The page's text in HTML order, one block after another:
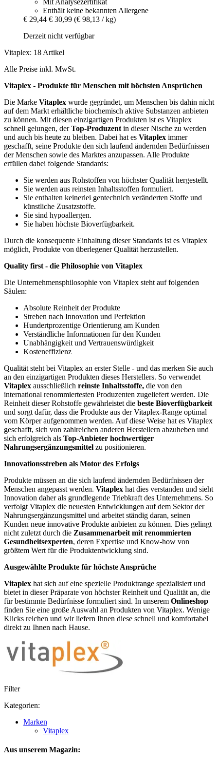
Mit Analysezertifikat
Enthält keine bekannten Allergene
€ 29,44 € 30,99 (€ 98,13 / kg)
Derzeit nicht verfügbar
Vitaplex: 18 Artikel
Alle Preise inkl. MwSt.
Vitaplex - Produkte für Menschen mit höchsten Ansprüchen
Die Marke Vitaplex wurde gegründet, um Menschen bis dahin nicht
auf dem Markt erhältliche biochemisch aktive Substanzen anbieten
zu können. Mit diesen einzigartigen Produkten ist es Vitaplex
schnell gelungen, derTop-Produzent in dieser Nische zu werden
und auch bis heute zu bleiben. Dabei hat es Vitaplex immer
geschafft, seine Produkte den sich laufend ändernden Bedürfnissen
der Menschen sowie des Marktes anzupassen. Alle Produkte
erfüllen dabei folgende Standards:
Sie werden aus Rohstoffen von höchster Qualität hergestellt.
Sie werden aus reinsten Inhaltsstoffen formuliert.
Sie enthalten keinerlei gentechnich veränderten Stoffe und
künstliche Zusatzstoffe.
Sie sind hypoallergen.
Sie haben höchste Bioverfügbarkeit.
Durch die konsequente Einhaltung dieser Standards ist es Vitaplex
möglich, Produkte von überlegener Qualität herzustellen.
Quality first - die Philosophie von Vitaplex
Die Unternehmensphilosophie von Vitaplex steht auf folgenden
Säulen:
Absolute Reinheit der Produkte
Streben nach Innovation und Perfektion
Hundertprozentige Orientierung am Kunden
Verständliche Informationen für den Kunden
Unabhängigkeit und Vertrauenswürdigkeit
Kosteneffizienz
Qualität steht bei Vitaplex an erster Stelle - und das merken Sie auch
an den einzigartigen Produkten dieses Herstellers. So verwendet
Vitaplex ausschließlich reinste Inhaltsstoffe, die von den
international renommiertesten Produzenten zugeliefert werden. Die
Reinheit dieser Rohstoffe gewährleistet die beste Bioverfügbarkeit
und sorgt dafür, dass die Produkte aus der Vitaplex-Range optimal
vom Körper aufgenommen werden. Auf diese Weise hat es Vitaplex
geschafft, sich von zahlreichen anderen Herstellern abzuheben und
sich erfolgreich als Top-Anbieter hochwertiger
Nahrungsergänzungsmittel zu positionieren.
Innovationsstreben als Motor des Erfolgs
Produkte müssen an die sich laufend ändernden Bedürfnissen der
Menschen angepasst werden. Vitaplex hat dies verstanden und sieht
Innovation daher als grundlegende Triebkraft des Unternehmens. So
verfolgt Vitaplex die neuesten Entwicklungen auf dem Sektor der
Nahrungsergänzungsmittel und arbeitet ständig daran, seinen
Kunden neue innovative Produkte anbieten zu können. Dies gelingt
nicht zuletzt durch die Zusammenarbeit mit renommierten
Gesundheitsexperten, deren Expertise und Know-how von
größtem Wert für die Produktentwicklung sind.
Ausgewählte Produkte für höchste Ansprüche
Vitaplex hat sich auf eine spezielle Produktrange spezialisiert und
bietet in dieser Präparate von höchster Reinheit und Qualität an, die
für bestimmte Bedürfnisse formuliert sind. In unserem Onlineshop
finden Sie eine große Auswahl an Produkten von Vitaplex. Wenige
Klicks reichen und wir liefern Ihnen diese schnell und komfortabel
direkt zu Ihnen nach Hause.
Filter
Kategorien:
Marken
Vitaplex
Aus unserem Magazin: